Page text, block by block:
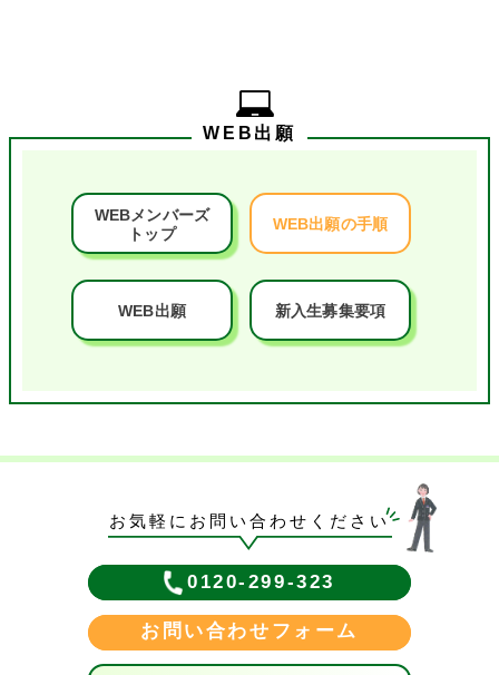
WEB出願
WEBメンバーズ
トップ
WEB出願の手順
WEB出願 新入生募集要項
お気軽にお問い合わせください
0120-299-323
お問い合わせフォーム